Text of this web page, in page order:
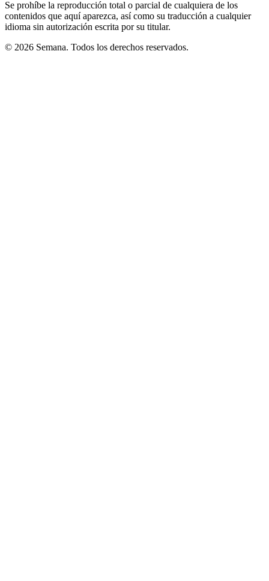
Se prohíbe la reproducción total o parcial de cualquiera de los
contenidos que aquí aparezca, así como su traducción a cualquier
idioma sin autorización escrita por su titular.
© 2026 Semana. Todos los derechos reservados.